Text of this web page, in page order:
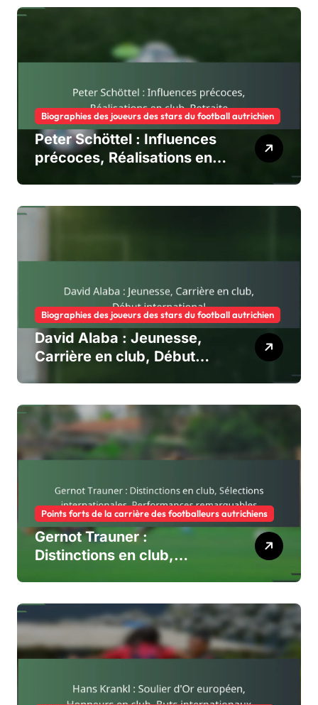
Biographies des joueurs des stars du football autrichien
Peter Schöttel : Influences
précoces, Réalisations en
Biographies des joueurs des stars du football autrichien
David Alaba : Jeunesse,
Carrière en club, Début
Points forts de la carrière des footballeurs autrichiens
Gernot Trauner :
Distinctions en club,
remarquables